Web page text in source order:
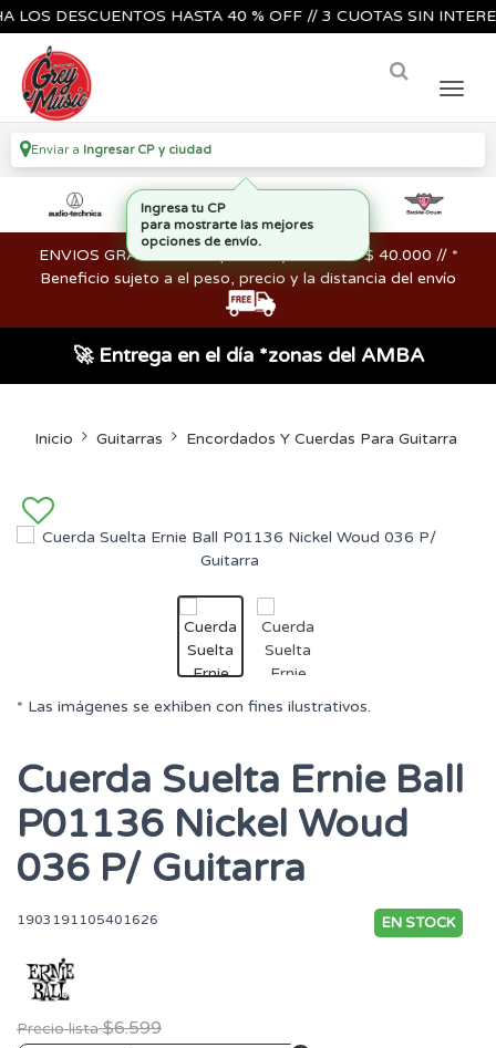
DESCUENTOS HASTA 40 % OFF // 3 CUOTAS SIN
Enviar a Ingresar CP y ciudad
ENVIOS GRATIS en compras mayores a los $ 40.000 // *
Beneficio sujeto a el peso, precio y la distancia del envío
🚀 Entrega en el día *zonas del AMBA
Inicio Guitarras Encordados Y Cuerdas Para Guitarra
* Las imágenes se exhiben con fines ilustrativos.
Cuerda Suelta Ernie Ball
P01136 Nickel Woud
036 P/ Guitarra
1903191105401626 EN STOCK
Precio lista $6.599